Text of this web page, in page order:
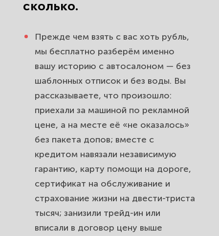
сколько.
Прежде чем взять с вас хоть рубль,
мы бесплатно разберём именно
вашу историю с автосалоном — без
шаблонных отписок и без воды. Вы
рассказываете, что произошло:
приехали за машиной по рекламной
цене, а на месте её «не оказалось»
без пакета допов; вместе с
кредитом навязали независимую
гарантию, карту помощи на дороге,
сертификат на обслуживание и
страхование жизни на двести-триста
тысяч; занизили трейд-ин или
вписали в договор цену выше